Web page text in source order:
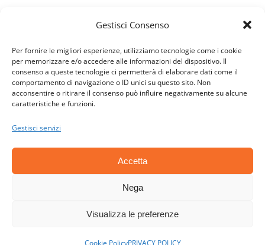
Gestisci Consenso
Per fornire le migliori esperienze, utilizziamo tecnologie come i cookie
per memorizzare e/o accedere alle informazioni del dispositivo. Il
consenso a queste tecnologie ci permetterà di elaborare dati come il
comportamento di navigazione o ID unici su questo sito. Non
acconsentire o ritirare il consenso può influire negativamente su alcune
caratteristiche e funzioni.
Gestisci servizi
Accetta
Nega
Visualizza le preferenze
Cookie PolicyPRIVACY POLICY
EVENTI
Notice
Non ci sono eventi previsti.
© Copyright 2006 - 2026 | ATSC - Agenti Teramo
Senza Confini - P.IVA: 01646590677 - CF:
Esse-W-Emme.net